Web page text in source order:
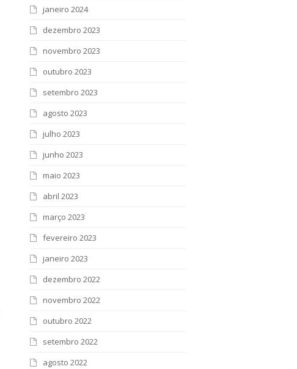
janeiro 2024
dezembro 2023
novembro 2023
outubro 2023
setembro 2023
agosto 2023
julho 2023
junho 2023
maio 2023
abril 2023
março 2023
fevereiro 2023
janeiro 2023
dezembro 2022
novembro 2022
outubro 2022
setembro 2022
agosto 2022